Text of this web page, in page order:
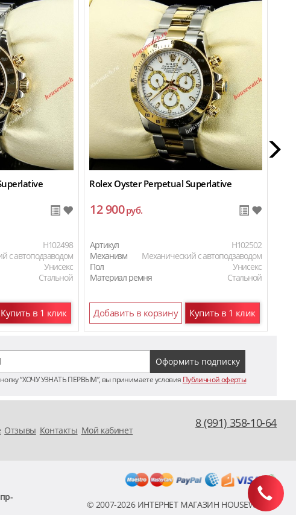
H102498
с автоподзаводом
Унисекс
Стальной
Купить в 1 клик
Rolex Oyster Perpetual Superlative
12 900руб.
Артикул
H102502
Механизм
Механический с автоподзаводом
Пол
Унисекс
Материал ремня
Стальной
Добавить в корзину Купить в 1 клик
“ХОЧУ УЗНАТЬ ПЕРВЫМ”, вы принимаете условия Публичной оферты
Отзывы Контакты Мой кабинет
8 (991) 358-10-64
© 2007-2026 ИНТЕРНЕТ МАГАЗИН HOUSEWATCH